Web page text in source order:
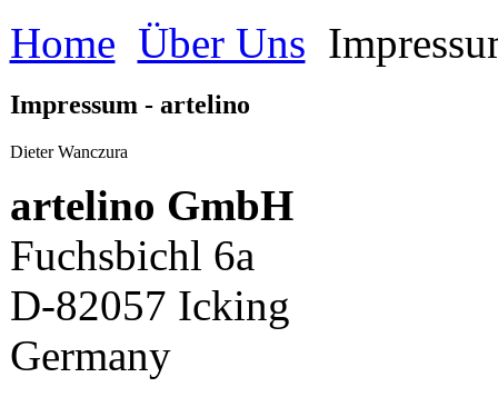
Home Über Uns
Impressum - artelino
Dieter Wanczura
artelino GmbH
Fuchsbichl 6a
D-82057 Icking
Germany